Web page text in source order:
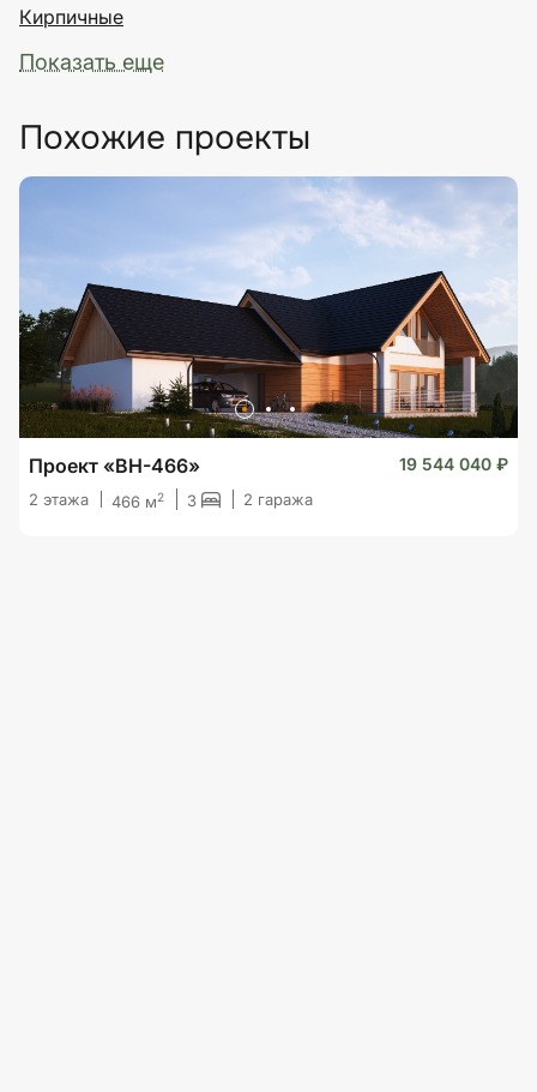
Кирпичные
Показать еще
Похожие проекты
Проект «BH-466» 19 544 040 ₽
2 этажа 466 м2 3 2 гаража